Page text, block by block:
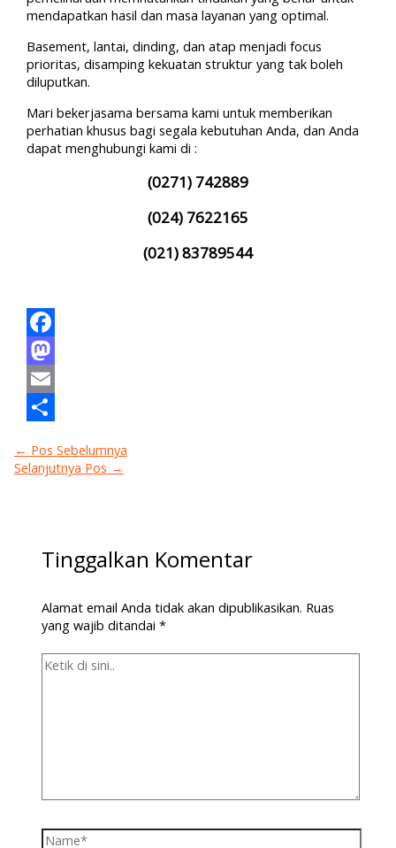
mendapatkan hasil dan masa layanan yang optimal.
Basement, lantai, dinding, dan atap menjadi focus
prioritas, disamping kekuatan struktur yang tak boleh
diluputkan.
Mari bekerjasama bersama kami untuk memberikan
perhatian khusus bagi segala kebutuhan Anda, dan Anda
dapat menghubungi kami di :
(0271) 742889
(024) 7622165
(021) 83789544
Facebook
Mastodon
Email
← Pos Sebelumnya
Selanjutnya Pos →
Tinggalkan Komentar
Alamat email Anda tidak akan dipublikasikan. Ruas
yang wajib ditandai*